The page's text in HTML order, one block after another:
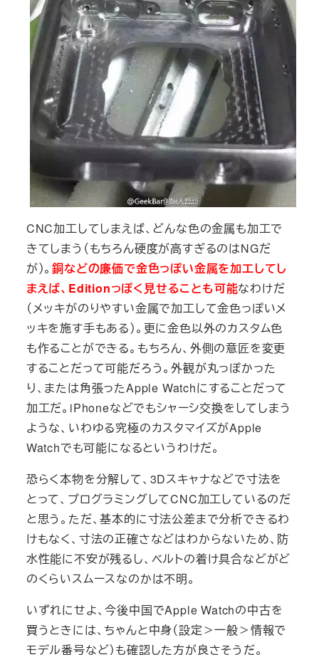
CNC加工してしまえば、どんな色の金属も加工で
きてしまう（もちろん硬度が高すぎるのはNGだ
が）。銅などの廉価で金色っぽい金属を加工してし
まえば、Editionっぽく見せることも可能なわけだ
（メッキがのりやすい金属で加工して金色っぽいメ
ッキを施す手もある）。更に金色以外のカスタム色
も作ることができる。もちろん、外側の意匠を変更
することだって可能だろう。外観が丸っぽかった
り、または角張ったApple Watchにすることだって
加工だ。iPhoneなどでもシャーシ交換をしてしまう
ような、いわゆる究極のカスタマイズがApple
Watchでも可能になるというわけだ。
恐らく本物を分解して、3Dスキャナなどで寸法を
とって、プログラミングしてCNC加工しているのだ
と思う。ただ、基本的に寸法公差まで分析できるわ
けもなく、寸法の正確さなどはわからないため、防
水性能に不安が残るし、ベルトの着け具合などがど
のくらいスムースなのかは不明。
いずれにせよ、今後中国でApple Watchの中古を
買うときには、ちゃんと中身（設定＞一般＞情報で
モデル番号など）も確認した方が良さそうだ。